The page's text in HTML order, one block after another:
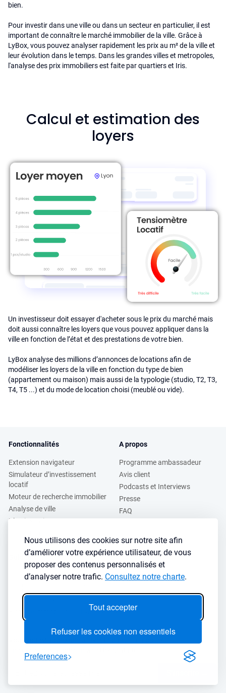
Nous utilisons des cookies sur notre site afin
d’améliorer votre expérience utilisateur, de vous
proposer des contenus personnalisés et
d’analyser notre trafic. Consultez notre charte.
Tout accepter
Refuser les cookies non essentiels
Preferences
bien.
Pour investir dans une ville ou dans un secteur en particulier, il est
important de connaître le marché immobilier de la ville. Grâce à
LyBox, vous pouvez analyser rapidement les prix au m² de la ville et
leur évolution dans le temps. Dans les grandes villes et metropoles,
l'analyse des prix immobiliers est faite par quartiers et Iris.
Calcul et estimation des
loyers
Un investisseur doit essayer d'acheter sous le prix du marché mais
doit aussi connaître les loyers que vous pouvez appliquer dans la
ville en fonction de l’état et des prestations de votre bien.
LyBox analyse des millions d’annonces de locations afin de
modéliser les loyers de la ville en fonction du type de bien
(appartement ou maison) mais aussi de la typologie (studio, T2, T3,
T4, T5 ...) et du mode de location choisi (meublé ou vide).
Fonctionnalités
Extension navigateur
Simulateur d’investissement
locatif
Moteur de recherche immobilier
Analyse de ville
Blog investissement
A propos
Programme ambassadeur
Avis client
Podcasts et Interviews
Presse
FAQ
Guides
Stratégie de location
Gestion locative
Finance de l'immobilier
Lybox vs DVF
Vous voulez apprendre à investir dans l’immobilier ?